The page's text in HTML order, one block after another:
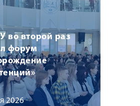
во второй раз
форум
2026